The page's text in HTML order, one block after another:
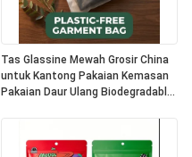
Tas Glassine Mewah Grosir China
untuk Kantong Pakaian Kemasan
Pakaian Daur Ulang Biodegradable